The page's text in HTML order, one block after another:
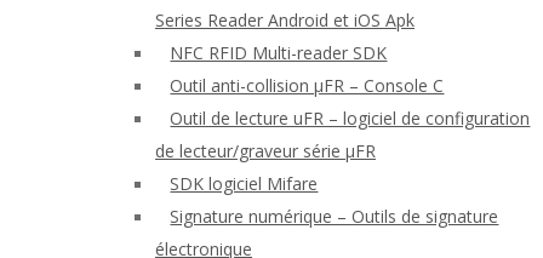
Series Reader Android et iOS Apk
NFC RFID Multi-reader SDK
Outil anti-collision μFR – Console C
Outil de lecture uFR – logiciel de configuration
de lecteur/graveur série μFR
SDK logiciel Mifare
Signature numérique – Outils de signature
électronique